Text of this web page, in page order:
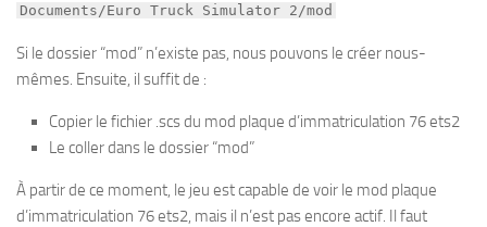
Documents/Euro Truck Simulator 2/mod
Si le dossier “mod” n’existe pas, nous pouvons le créer nous-
mêmes. Ensuite, il suffit de :
Copier le fichier .scs du mod plaque d’immatriculation 76 ets2
Le coller dans le dossier “mod”
À partir de ce moment, le jeu est capable de voir le mod plaque
d’immatriculation 76 ets2, mais il n’est pas encore actif. Il faut